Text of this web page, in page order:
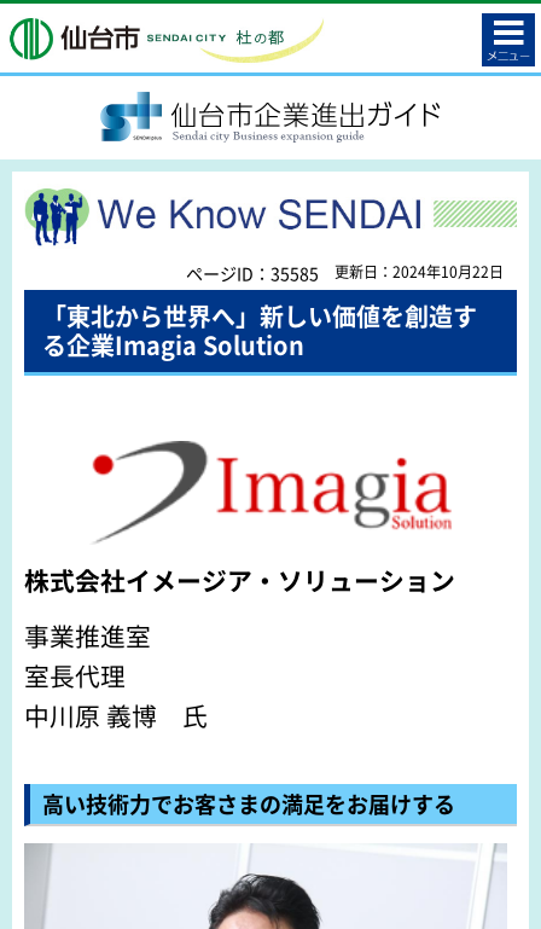
仙台市
コンテ
ンツメ
ニュー
SENDAI plus 仙台市企業進出ガイド
We Know SENDAI
ページID：35585 更新日：2024年10月22日
「東北から世界へ」新しい価値を創造す
る企業Imagia Solution
株式会社イメージア・ソリューション
事業推進室
室長代理
中川原 義博 氏
高い技術力でお客さまの満足をお届けする